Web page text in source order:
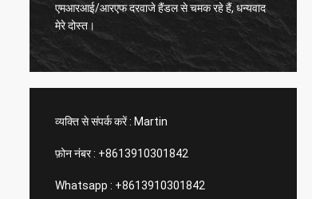
से चमक रहे हैं, धन्यवाद
पीतल मधुकोश वेंट बहुत अच्छा लग रहा है
व्यक्ति से संपर्क करें : Martin
फ़ोन नंबर : +8613910301842
Whatsapp : +8613910301842